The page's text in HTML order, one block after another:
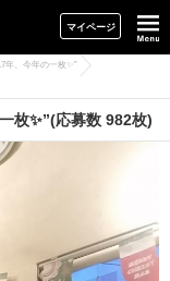
マイページ
年、今年の一枚✨”
枚✨”(応募数 982枚)